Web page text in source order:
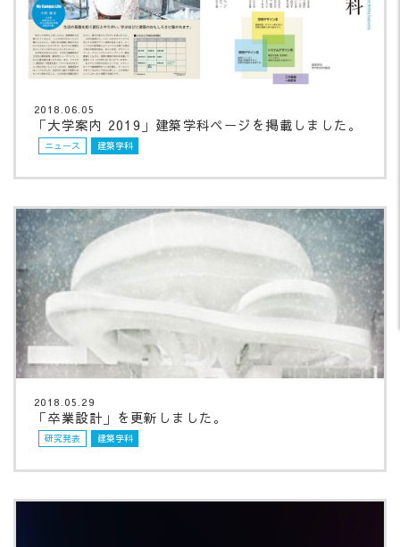
2018.06.05
「大学案内 2019」建築学科ページを掲載しました。
ニュース 建築学科
2018.05.29
「卒業設計」を更新しました。
研究発表 建築学科